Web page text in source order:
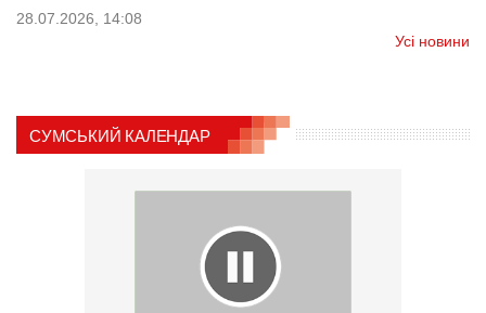
28.07.2026, 14:08
Усі новини
СУМСЬКИЙ КАЛЕНДАР